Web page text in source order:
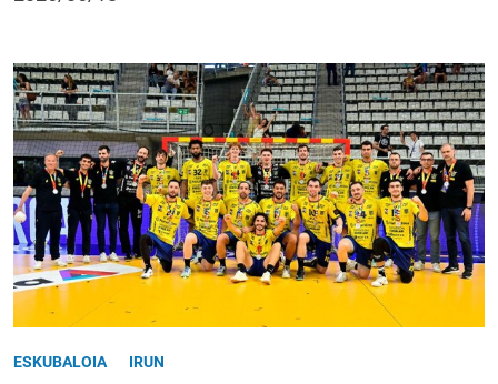
ESKUBALOIA IRUN